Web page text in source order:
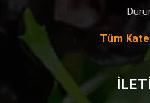
Tüm